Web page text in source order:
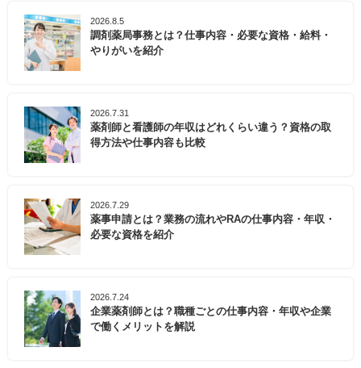
2026.8.5
調剤薬局事務とは？仕事内容・必要な資格・給料・
やりがいを紹介
2026.7.31
薬剤師と看護師の年収はどれくらい違う？資格の取
得方法や仕事内容も比較
2026.7.29
薬事申請とは？業務の流れやRAの仕事内容・年収・
必要な資格を紹介
2026.7.24
企業薬剤師とは？職種ごとの仕事内容・年収や企業
で働くメリットを解説